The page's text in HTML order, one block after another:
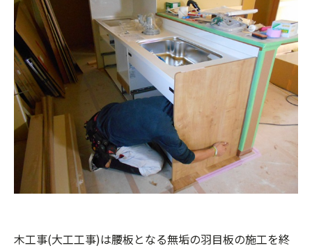
木工事(大工工事)は腰板となる無垢の羽目板の施工を終